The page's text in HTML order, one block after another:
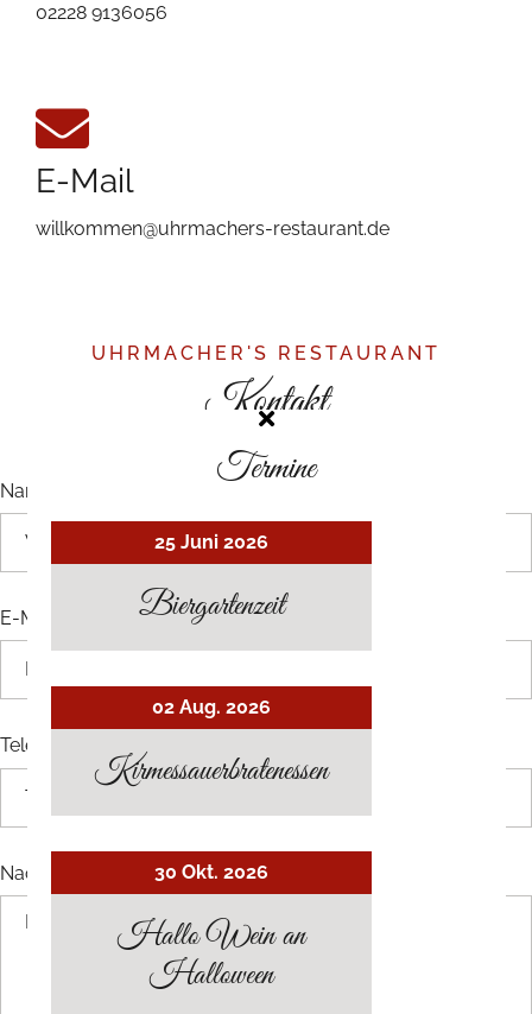
02228 9136056
E-Mail
willkommen@uhrmachers-restaurant.de
UHRMACHER'S RESTAURANT
Kontakt
Name
E-Mail
Telefon
Nachricht
Termine
25 Juni 2026
Biergartenzeit
02 Aug. 2026
Kirmessauerbratenessen
30 Okt. 2026
Hallo Wein an
Halloween